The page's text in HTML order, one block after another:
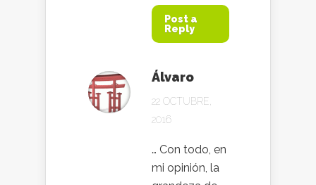
Post a
Reply
Álvaro
22 OCTUBRE,
2016
… Con todo, en
mi opinión, la